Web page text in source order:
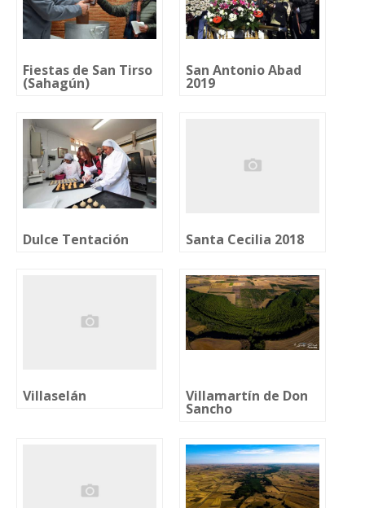
Fiestas de San Tirso
(Sahagún)
San Antonio Abad
2019
Dulce Tentación Santa Cecilia 2018
Villaselán Villamartín de Don
Sancho